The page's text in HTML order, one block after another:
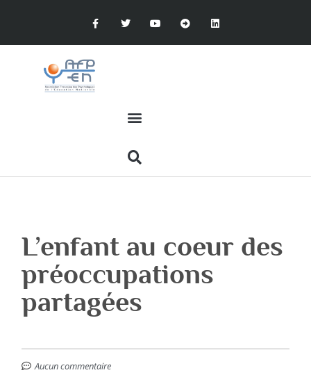
L’enfant au coeur des
préoccupations
partagées
Aucun commentaire